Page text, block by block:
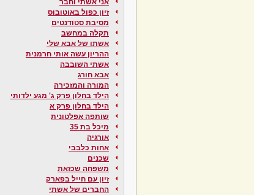
אני אשתי וחבר
זיון כפול באוטובוס
מסיבת סטודנטים
תקלה במחשב
אשתו של אבא שלי
ההריון עשה אותי חרמנית
אשתי השובבה
אבא חורג
המורה והמזכירה
הילד בחלון פרק ג' מגע ילדותי
הילד בחלון פרק א
שותפה אפלטונית
מיכל בת 35
אורגיה
אחות כלבבי
שכנים
משפחה שכזאת
זיון עם חייל בפארק
החברים של אשתי